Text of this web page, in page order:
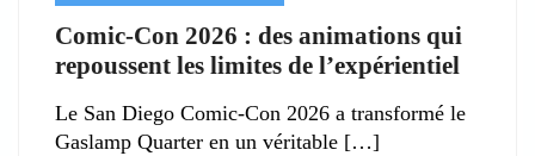
Comic-Con 2026 : des animations qui
repoussent les limites de l’expérientiel
Le San Diego Comic-Con 2026 a transformé le
Gaslamp Quarter en un véritable